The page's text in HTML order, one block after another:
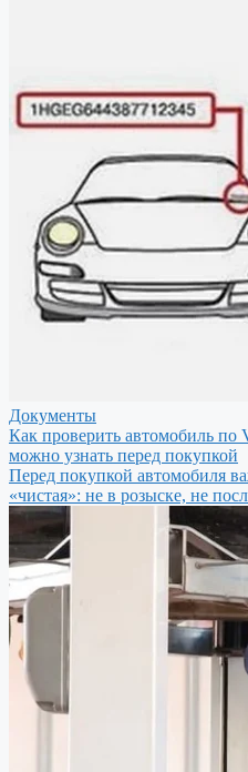
Документы
Как проверить автомобиль
можно узнать перед покупкой
Перед покупкой автомобиля
«чистая»: не в розыске, не